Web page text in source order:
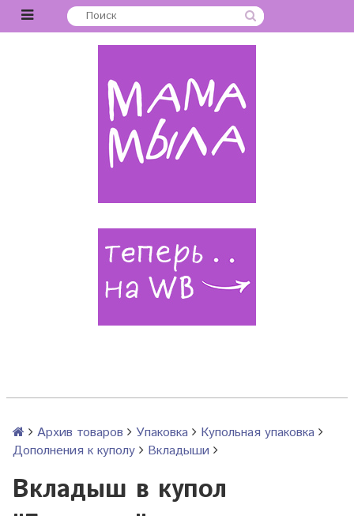
Архив товаров Упаковка
Купольная упаковка
Дополнения к куполу
Вкладыши
Вкладыш в купол